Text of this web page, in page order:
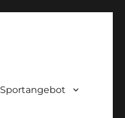
Sportangebot